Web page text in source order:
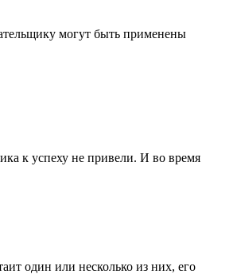
могут быть применены
к успеху не привели. И во время
один или несколько из них, его